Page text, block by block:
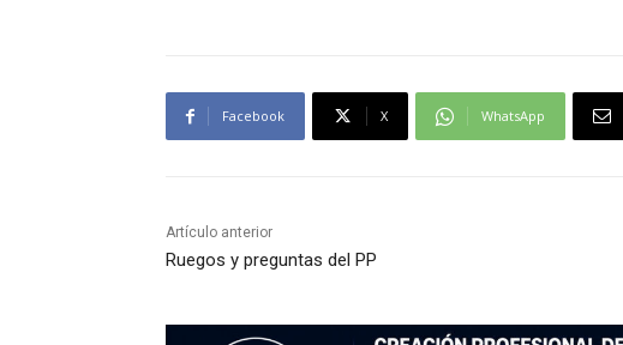
Facebook X WhatsApp
Artículo anterior
Ruegos y preguntas del PP